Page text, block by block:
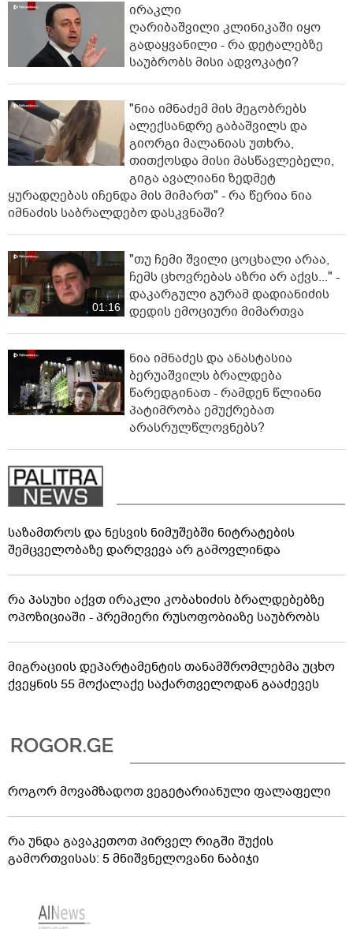
ირაკლი
ღარიბაშვილი კლინიკაში იყო
გადაყვანილი - რა დეტალებზე
საუბრობს მისი ადვოკატი?
"ნია იმნაძემ მის მეგობრებს
ალექსანდრე გაბაშვილს და
გიორგი მალანიას უთხრა,
თითქოსდა მისი მასწავლებელი,
გიგა ავალიანი ზედმეტ
ყურადღებას იჩენდა მის მიმართ" - რა წერია ნია
იმნაძის საბრალდებო დასკვნაში?
01:16
"თუ ჩემი შვილი ცოცხალი არაა,
ჩემს ცხოვრებას აზრი არ აქვს..." -
დაკარგული გურამ დადიანიძის
დედის ემოციური მიმართვა
ნია იმნაძეს და ანასტასია
ბერუაშვილს ბრალდება
წარედგინათ - რამდენ წლიანი
პატიმრობა ემუქრებათ
არასრულწლოვნებს?
საზამთროს და ნესვის ნიმუშებში ნიტრატების
შემცველობაზე დარღვევა არ გამოვლინდა
რა პასუხი აქვთ ირაკლი კობახიძის ბრალდებებზე
ოპოზიციაში - პრემიერი რუსოფობიაზე საუბრობს
მიგრაციის დეპარტამენტის თანამშრომლებმა უცხო
ქვეყნის 55 მოქალაქე საქართველოდან გააძევეს
როგორ მოვამზადოთ ვეგეტარიანული ფალაფელი
რა უნდა გავაკეთოთ პირველ რიგში შუქის
გამორთვისას: 5 მნიშვნელოვანი ნაბიჯი